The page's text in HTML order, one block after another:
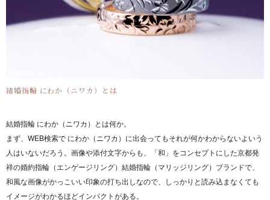
結婚指輪 にわか（ニワカ）とは
結婚指輪 にわか（ニワカ）とは何か。
まず、WEB検索で にわか（ニワカ）に出会ってもそれが何かわからないよいう
人はいないだろう。画像や添付文字からも、「和」をコンセプトにした京都発
祥の婚約指輪（エンゲージリング）結婚指輪（マリッジリング）ブランドで、
和風な画像がかっこいい印象の打ち出しなので、しっかりと読み込まなくても
イメージがわかるほどインパクトがある。